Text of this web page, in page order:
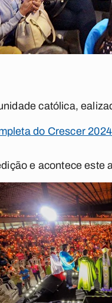
católica,
do Crescer 2024
e acontece este